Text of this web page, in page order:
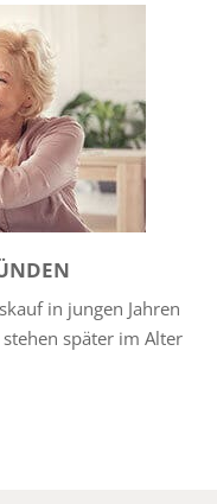
in jungen Jahren
später im Alter